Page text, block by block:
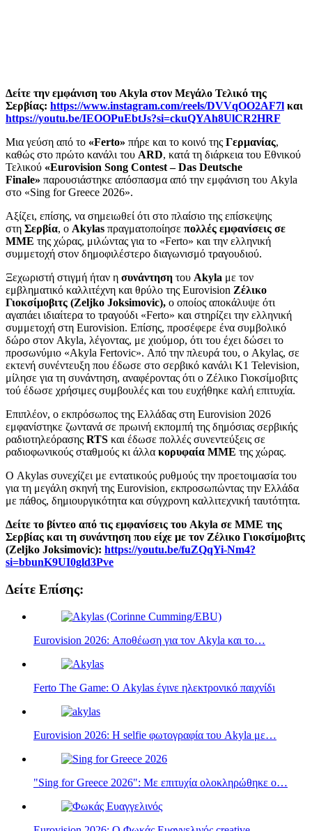
Δείτε την εμφάνιση του Akyla στον Μεγάλο Τελικό της
Σερβίας: https://www.instagram.com/reels/DVVqOO2AF7l και
https://youtu.be/IEOOPuEbtJs?si=ckuQYAh8UlCR2HRF
Μια γεύση από το «Ferto» πήρε και το κοινό της Γερμανίας,
καθώς στο πρώτο κανάλι του ARD, κατά τη διάρκεια του Εθνικού
Τελικού «Eurovision Song Contest – Das Deutsche
Finale» παρουσιάστηκε απόσπασμα από την εμφάνιση του Akyla
στο «Sing for Greece 2026».
Αξίζει, επίσης, να σημειωθεί ότι στο πλαίσιο της επίσκεψης
στη Σερβία, ο Akylas πραγματοποίησε πολλές εμφανίσεις σε
ΜΜΕ της χώρας, μιλώντας για το «Ferto» και την ελληνική
συμμετοχή στον δημοφιλέστερο διαγωνισμό τραγουδιού.
Ξεχωριστή στιγμή ήταν η συνάντηση του Akyla με τον
εμβληματικό καλλιτέχνη και θρύλο της Eurovision Ζέλικο
Γιοκσίμοβιτς (Zeljko Joksimovic), ο οποίος αποκάλυψε ότι
αγαπάει ιδιαίτερα το τραγούδι «Ferto» και στηρίζει την ελληνική
συμμετοχή στη Eurovision. Επίσης, προσέφερε ένα συμβολικό
δώρο στον Akyla, λέγοντας, με χιούμορ, ότι του έχει δώσει το
προσωνύμιο «Akyla Fertovic». Από την πλευρά του, ο Akylaς, σε
εκτενή συνέντευξη που έδωσε στο σερβικό κανάλι K1 Television,
μίλησε για τη συνάντηση, αναφέροντας ότι ο Ζέλικο Γιοκσίμοβιτς
τού έδωσε χρήσιμες συμβουλές και του ευχήθηκε καλή επιτυχία.
Επιπλέον, ο εκπρόσωπος της Ελλάδας στη Eurovision 2026
εμφανίστηκε ζωντανά σε πρωινή εκπομπή της δημόσιας σερβικής
ραδιοτηλεόρασης RTS και έδωσε πολλές συνεντεύξεις σε
ραδιοφωνικούς σταθμούς κι άλλα κορυφαία ΜΜΕ της χώρας.
Ο Akylas συνεχίζει με εντατικούς ρυθμούς την προετοιμασία του
για τη μεγάλη σκηνή της Eurovision, εκπροσωπώντας την Ελλάδα
με πάθος, δημιουργικότητα και σύγχρονη καλλιτεχνική ταυτότητα.
Δείτε το βίντεο από τις εμφανίσεις του Akyla σε ΜΜΕ της
Σερβίας και τη συνάντηση που είχε με τον Ζέλικο Γιοκσίμοβιτς
(Zeljko Joksimovic): https://youtu.be/fuZQqYi-Nm4?
si=bbunK9UI0gld3Pve
Δείτε Επίσης:
Eurovision 2026: Αποθέωση για τον Akyla και το…
Ferto The Game: Ο Akylas έγινε ηλεκτρονικό παιχνίδι
Eurovision 2026: Η selfie φωτογραφία του Akyla με…
"Sing for Greece 2026": Με επιτυχία ολοκληρώθηκε ο…